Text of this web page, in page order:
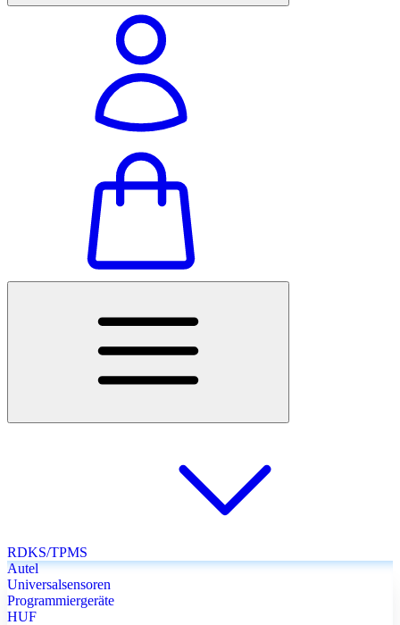
RDKS/TPMS
Autel
Universalsensoren
Programmiergeräte
HUF